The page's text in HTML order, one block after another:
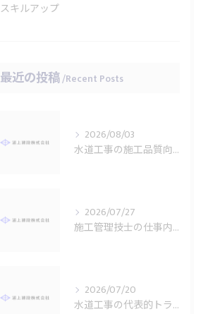
スキルアップ
最近の投稿 Recent Posts
2026/08/03
水道工事の施工品質向上技術
2026/07/27
施工管理技士の仕事内容と1日の業務フロー解説
2026/07/20
水道工事の代表的トラブルと対策法